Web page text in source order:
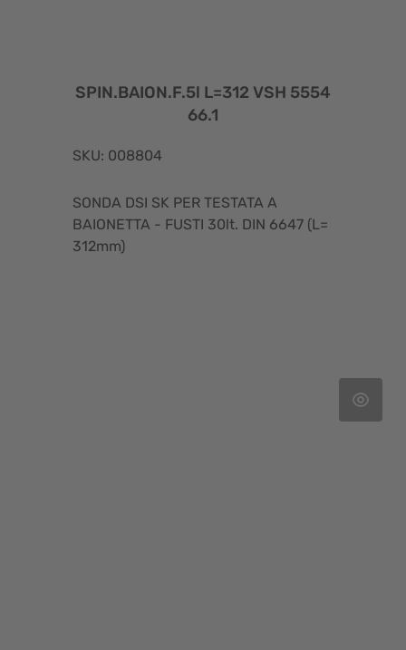
SPIN.BAION.F.5l L=312 VSH 5554
66.1
SKU: 008804
SONDA DSI SK PER TESTATA A
BAIONETTA - FUSTI 30lt. DIN 6647 (L=
312mm)